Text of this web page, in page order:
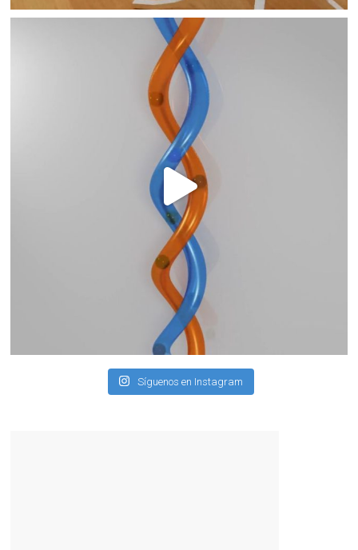
Síguenos en Instagram